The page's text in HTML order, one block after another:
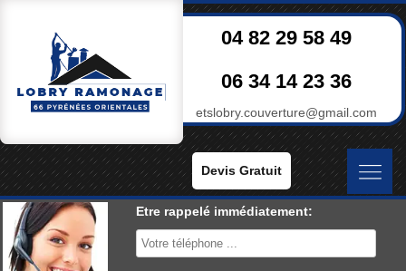
04 82 29 58 49
06 34 14 23 36
etslobry.couverture@gmail.com
Devis Gratuit
Etre rappelé immédiatement: